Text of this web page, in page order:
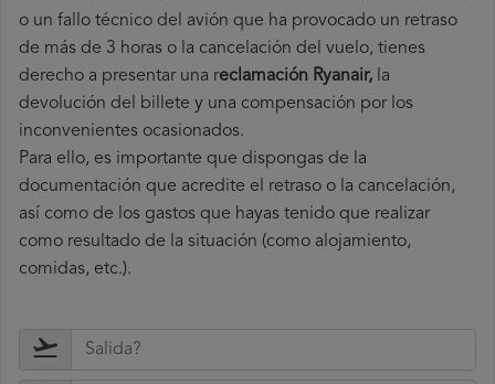
o un fallo técnico del avión que ha provocado un retraso
de más de 3 horas o la cancelación del vuelo, tienes
derecho a presentar una reclamación Ryanair, la
devolución del billete y una compensación por los
inconvenientes ocasionados.
Para ello, es importante que dispongas de la
documentación que acredite el retraso o la cancelación,
así como de los gastos que hayas tenido que realizar
como resultado de la situación (como alojamiento,
comidas, etc.).